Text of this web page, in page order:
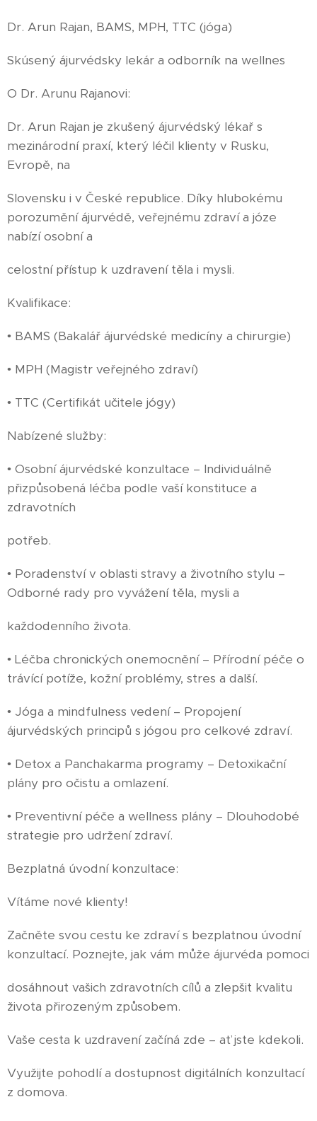
Dr. Arun Rajan, BAMS, MPH, TTC (jóga)
Skúsený ájurvédsky lekár a odborník na wellnes
O Dr. Arunu Rajanovi:
Dr. Arun Rajan je zkušený ájurvédský lékař s
mezinárodní praxí, který léčil klienty v Rusku,
Evropě, na
Slovensku i v České republice. Díky hlubokému
porozumění ájurvédě, veřejnému zdraví a józe
nabízí osobní a
celostní přístup k uzdravení těla i mysli.
Kvalifikace:
• BAMS (Bakalář ájurvédské medicíny a chirurgie)
• MPH (Magistr veřejného zdraví)
• TTC (Certifikát učitele jógy)
Nabízené služby:
• Osobní ájurvédské konzultace – Individuálně
přizpůsobená léčba podle vaší konstituce a
zdravotních
potřeb.
• Poradenství v oblasti stravy a životního stylu –
Odborné rady pro vyvážení těla, mysli a
každodenního života.
• Léčba chronických onemocnění – Přírodní péče o
trávící potíže, kožní problémy, stres a další.
• Jóga a mindfulness vedení – Propojení
ájurvédských principů s jógou pro celkové zdraví.
• Detox a Panchakarma programy – Detoxikační
plány pro očistu a omlazení.
• Preventivní péče a wellness plány – Dlouhodobé
strategie pro udržení zdraví.
Bezplatná úvodní konzultace:
Vítáme nové klienty!
Začněte svou cestu ke zdraví s bezplatnou úvodní
konzultací. Poznejte, jak vám může ájurvéda pomoci
dosáhnout vašich zdravotních cílů a zlepšit kvalitu
života přirozeným způsobem.
Vaše cesta k uzdravení začíná zde – ať jste kdekoli.
Využijte pohodlí a dostupnost digitálních konzultací
z domova.